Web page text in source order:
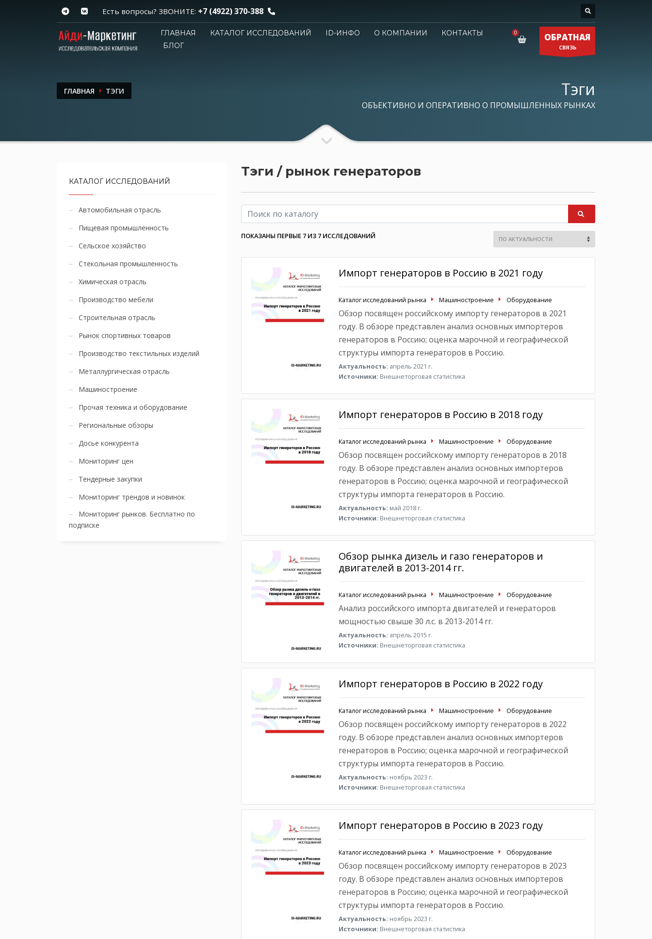
Есть вопросы? ЗВОНИТЕ: +7 (4922) 370-388
ГЛАВНАЯ КАТАЛОГ ИССЛЕДОВАНИЙ ID-ИНФО О КОМПАНИИ
КОНТАКТЫ
БЛОГ
ОБРАТНАЯ
СВЯЗЬ
ГЛАВНАЯ ТЭГИ Тэги
ОБЪЕКТИВНО И ОПЕРАТИВНО О ПРОМЫШЛЕННЫХ РЫНКАХ
Тэги / рынок генераторов
ПОКАЗАНЫ ПЕРВЫЕ 7 ИЗ 7 ИССЛЕДОВАНИЙ
Импорт генераторов в Россию в 2021 году
Каталог исследований рынка Машиностроение Оборудование
Обзор посвящен российскому импорту генераторов в 2021
году. В обзоре представлен анализ основных импортеров
генераторов в Россию; оценка марочной и географической
структуры импорта генераторов в Россию.
Актуальность: апрель 2021 г.
Источники: Внешнеторговая статистика
Импорт генераторов в Россию в 2018 году
Каталог исследований рынка Машиностроение Оборудование
Обзор посвящен российскому импорту генераторов в 2018
году. В обзоре представлен анализ основных импортеров
генераторов в Россию; оценка марочной и географической
структуры импорта генераторов в Россию.
Актуальность: май 2018 г.
Источники: Внешнеторговая статистика
Обзор рынка дизель и газо генераторов и
двигателей в 2013-2014 гг.
Каталог исследований рынка Машиностроение Оборудование
Анализ российского импорта двигателей и генераторов
мощностью свыше 30 л.с. в 2013-2014 гг.
Актуальность: апрель 2015 г.
Источники: Внешнеторговая статистика
Импорт генераторов в Россию в 2022 году
Каталог исследований рынка Машиностроение Оборудование
Обзор посвящен российскому импорту генераторов в 2022
году. В обзоре представлен анализ основных импортеров
генераторов в Россию; оценка марочной и географической
структуры импорта генераторов в Россию.
Актуальность: ноябрь 2023 г.
Источники: Внешнеторговая статистика
Импорт генераторов в Россию в 2023 году
Каталог исследований рынка Машиностроение Оборудование
Обзор посвящен российскому импорту генераторов в 2023
году. В обзоре представлен анализ основных импортеров
генераторов в Россию; оценка марочной и географической
структуры импорта генераторов в Россию.
Актуальность: ноябрь 2023 г.
Источники: Внешнеторговая статистика
КАТАЛОГ ИССЛЕДОВАНИЙ
Автомобильная отрасль
Пищевая промышленность
Сельское хозяйство
Стекольная промышленность
Химическая отрасль
Производство мебели
Строительная отрасль
Рынок спортивных товаров
Производство текстильных изделий
Металлургическая отрасль
Машиностроение
Прочая техника и оборудование
Региональные обзоры
Досье конкурента
Мониторинг цен
Тендерные закупки
Мониторинг трендов и новинок
Мониторинг рынков. Бесплатно по
подписке